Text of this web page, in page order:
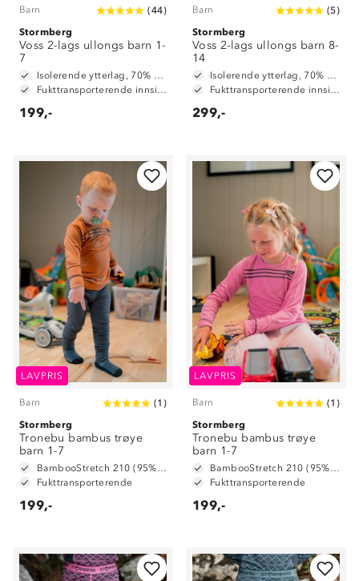
Barn (44)
Stormberg
Voss 2-lags ullongs barn 1-
7
Isolerende ytterlag, 70% merinoull / 30% polyester
Fukttransporterende innside, 100% polyester
199,-
Barn (5)
Stormberg
Voss 2-lags ullongs barn 8-
14
Isolerende ytterlag, 70% merinoull / 30% polyester
Fukttransporterende innside, 100% polyester
299,-
LAVPRIS
Barn (1 )
Stormberg
Tronebu bambus trøye
barn 1-7
BambooStretch 210 (95% bambusviskose og 5% spandex)
Fukttransporterende
199,-
LAVPRIS
Barn (1 )
Stormberg
Tronebu bambus trøye
barn 1-7
BambooStretch 210 (95% bambusviskose og 5% spandex)
Fukttransporterende
199,-